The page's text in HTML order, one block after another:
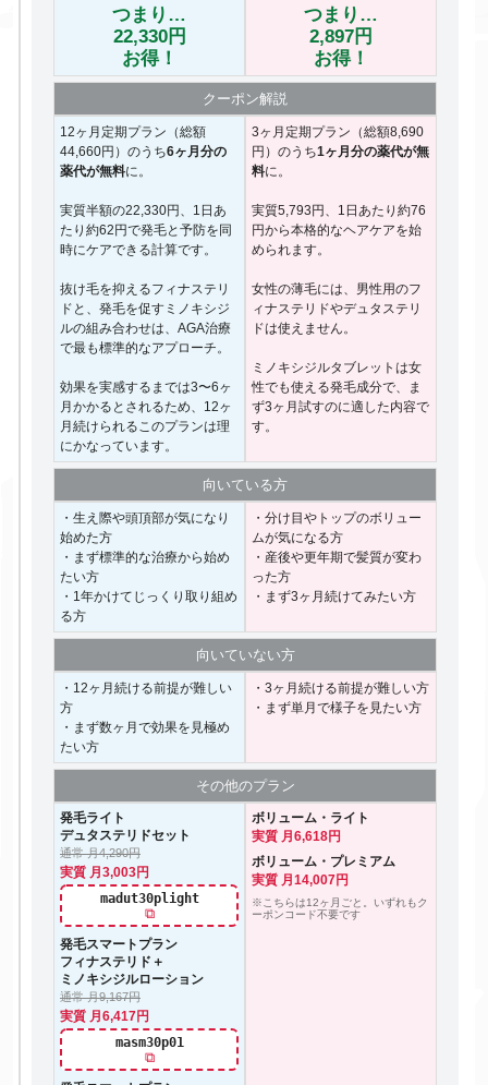
つまり…
22,330円
お得！
つまり…
2,897円
お得！
クーポン解説
12ヶ月定期プラン（総額
44,660円）のうち6ヶ月分の
薬代が無料に。
実質半額の22,330円、1日あ
たり約62円で発毛と予防を同
時にケアできる計算です。
抜け毛を抑えるフィナステリ
ドと、発毛を促すミノキシジ
ルの組み合わせは、AGA治療
で最も標準的なアプローチ。
効果を実感するまでは3〜6ヶ
月かかるとされるため、12ヶ
月続けられるこのプランは理
にかなっています。
3ヶ月定期プラン（総額8,690
円）のうち1ヶ月分の薬代が無
料に。
実質5,793円、1日あたり約76
円から本格的なヘアケアを始
められます。
女性の薄毛には、男性用のフ
ィナステリドやデュタステリ
ドは使えません。
ミノキシジルタブレットは女
性でも使える発毛成分で、ま
ず3ヶ月試すのに適した内容で
す。
向いている方
・生え際や頭頂部が気になり
始めた方
・まず標準的な治療から始め
たい方
・1年かけてじっくり取り組め
る方
・分け目やトップのボリュー
ムが気になる方
・産後や更年期で髪質が変わ
った方
・まず3ヶ月続けてみたい方
向いていない方
・12ヶ月続ける前提が難しい
方
・まず数ヶ月で効果を見極め
たい方
・3ヶ月続ける前提が難しい方
・まず単月で様子を見たい方
その他のプラン
発毛ライト
デュタステリドセット
通常 月4,290円
実質 月3,003円
madut30plight
⧉
発毛スマートプラン
フィナステリド＋
ミノキシジルローション
通常 月9,167円
実質 月6,417円
masm30p01
⧉
ボリューム・ライト
実質 月6,618円
ボリューム・プレミアム
実質 月14,007円
※こちらは12ヶ月ごと。いずれもク
ーポンコード不要です